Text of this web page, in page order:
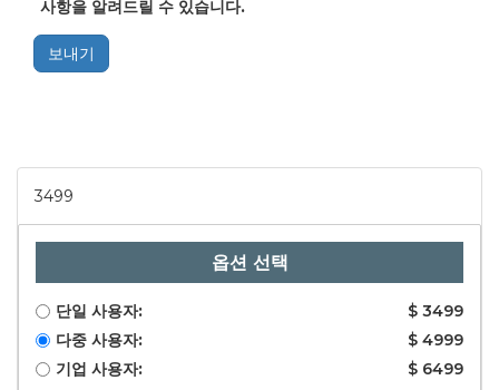
사항을 알려드릴 수 있습니다.
보내기
3499
옵션 선택
단일 사용자:
$ 3499
다중 사용자:
$ 4999
기업 사용자:
$ 6499